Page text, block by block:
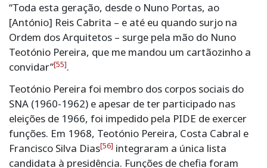
“Toda esta geração, desde o Nuno Portas, ao
[António] Reis Cabrita – e até eu quando surjo na
Ordem dos Arquitetos – surge pela mão do Nuno
Teotónio Pereira, que me mandou um cartãozinho a
convidar”[55].
Teotónio Pereira foi membro dos corpos sociais do
SNA (1960-1962) e apesar de ter participado nas
eleições de 1966, foi impedido pela PIDE de exercer
funções. Em 1968, Teotónio Pereira, Costa Cabral e
Francisco Silva Dias[56] integraram a única lista
candidata à presidência. Funções de chefia foram